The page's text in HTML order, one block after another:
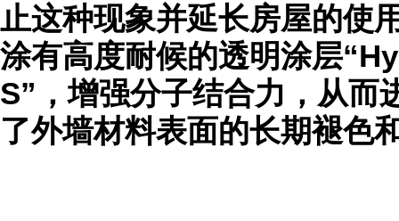
止这种现象并延长房屋的使
涂有高度耐候的透明涂层
S”，增强分子结合力，从而
了外墙材料表面的长期褪色